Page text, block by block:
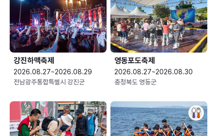
강진하맥축제
2026.08.27~2026.08.29
전남광주통합특별시 강진군
영동포도축제
2026.08.27~2026.08.30
충청북도 영동군